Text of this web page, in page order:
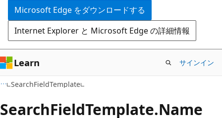
ツ
に
ス
キ
ッ
プ
ー
シ
ョ
ン
に
ス
キ
Microsoft Edge をダウンロードする
Internet Explorer と Microsoft Edge の詳細情報
Learn サインイン
SearchFieldTemplate
SearchFieldTemplate.Name